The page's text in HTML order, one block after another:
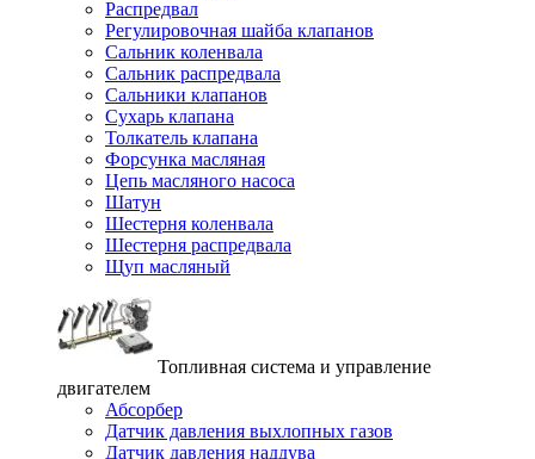
Распредвал
Регулировочная шайба клапанов
Сальник коленвала
Сальник распредвала
Сальники клапанов
Сухарь клапана
Толкатель клапана
Форсунка масляная
Цепь масляного насоса
Шатун
Шестерня коленвала
Шестерня распредвала
Щуп масляный
Топливная система и управление
двигателем
Абсорбер
Датчик давления выхлопных газов
Датчик давления наддува